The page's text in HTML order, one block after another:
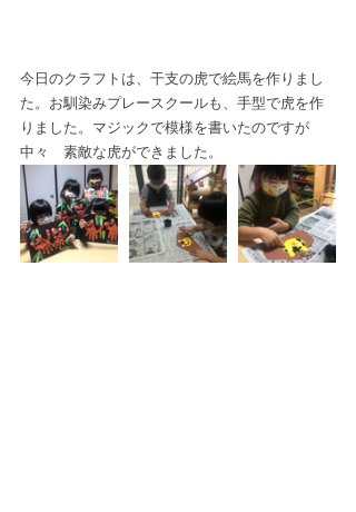
今日のクラフトは、干支の虎で絵馬を作りまし
た。お馴染みプレースクールも、手型で虎を作
りました。マジックで模様を書いたのですが
中々　素敵な虎ができました。